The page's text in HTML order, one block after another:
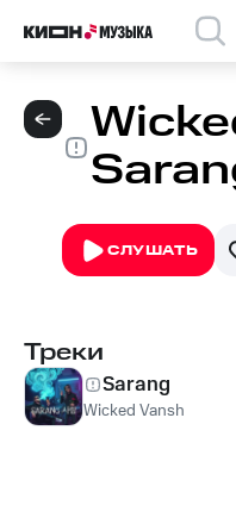
СЛУШАТЬ
Треки
Sarang
Wicked Vansh